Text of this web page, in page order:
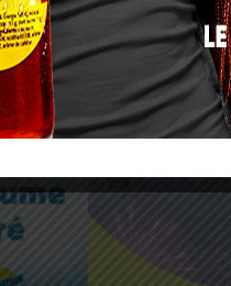
des opérations fiscales
la nouvelle année.